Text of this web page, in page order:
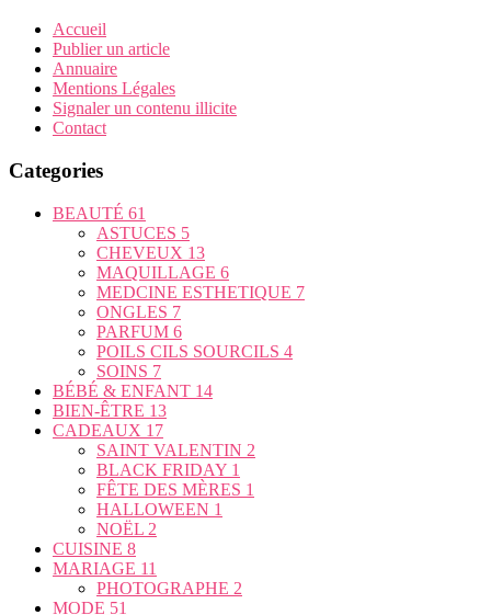
Accueil
Publier un article
Annuaire
Mentions Légales
Signaler un contenu illicite
Contact
Categories
BEAUTÉ 61
ASTUCES 5
CHEVEUX 13
MAQUILLAGE 6
MEDCINE ESTHETIQUE 7
ONGLES 7
PARFUM 6
POILS CILS SOURCILS 4
SOINS 7
BÉBÉ & ENFANT 14
BIEN-ÊTRE 13
CADEAUX 17
SAINT VALENTIN 2
BLACK FRIDAY 1
FÊTE DES MÈRES 1
HALLOWEEN 1
NOËL 2
CUISINE 8
MARIAGE 11
PHOTOGRAPHE 2
MODE 51